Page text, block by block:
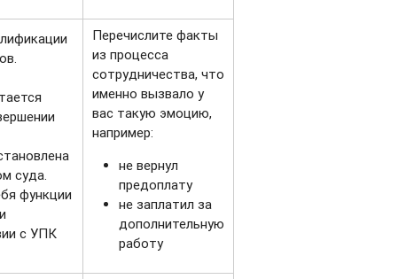
суда.
функции
с УПК
Перечислите факты
из процесса
сотрудничества, что
именно вызвало у
вас такую эмоцию,
например:
не вернул
предоплату
не заплатил за
дополнительную
работу